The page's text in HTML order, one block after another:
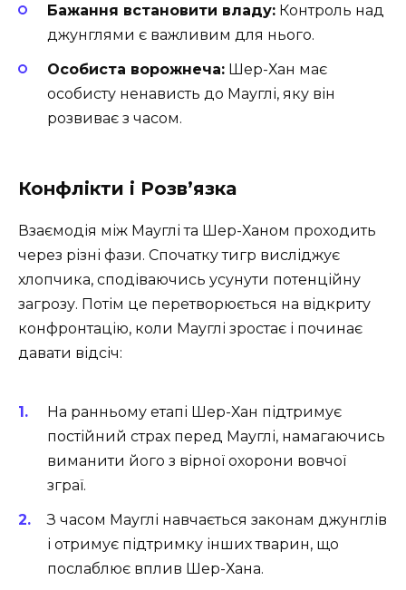
Бажання встановити владу: Контроль над
джунглями є важливим для нього.
Особиста ворожнеча: Шер-Хан має
особисту ненависть до Мауглі, яку він
розвиває з часом.
Конфлікти і Розв’язка
Взаємодія між Мауглі та Шер-Ханом проходить
через різні фази. Спочатку тигр висліджує
хлопчика, сподіваючись усунути потенційну
загрозу. Потім це перетворюється на відкриту
конфронтацію, коли Мауглі зростає і починає
давати відсіч:
На ранньому етапі Шер-Хан підтримує
постійний страх перед Мауглі, намагаючись
виманити його з вірної охорони вовчої
зграї.
З часом Мауглі навчається законам джунглів
і отримує підтримку інших тварин, що
послаблює вплив Шер-Хана.